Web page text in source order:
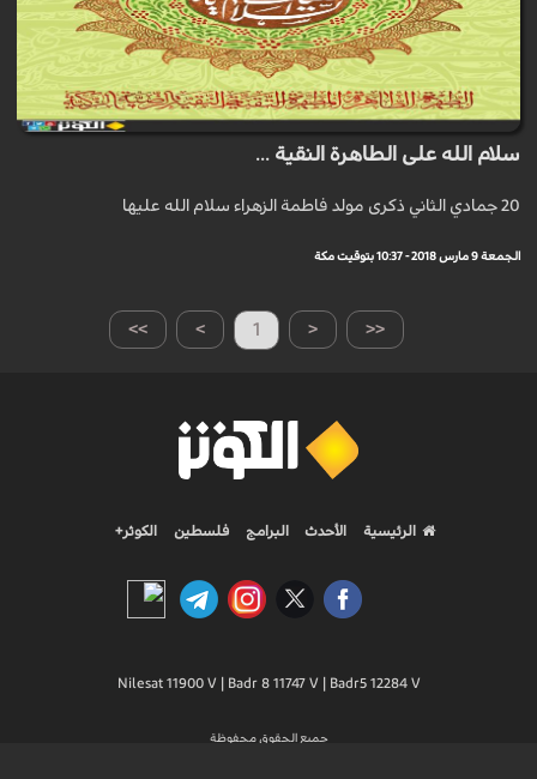
سلام الله على الطاهرة النقية ...
20 جمادي الثاني ذكرى مولد فاطمة الزهراء سلام الله عليها
الجمعة 9 مارس 2018 - 10:37 بتوقيت مكة
>> > 1 < <<
الرئيسية الأحدث البرامج فلسطين الكوثر+
Nilesat 11900 V | Badr 8 11747 V | Badr5 12284 V
جميع الحقوق محفوظة